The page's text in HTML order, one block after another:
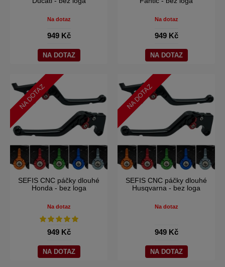
Na dotaz
949 Kč
NA DOTAZ
Na dotaz
949 Kč
NA DOTAZ
NA DOTAZ
SEFIS CNC páčky dlouhé
Honda - bez loga
Na dotaz
949 Kč
NA DOTAZ
NA DOTAZ
SEFIS CNC páčky dlouhé
Husqvarna - bez loga
Na dotaz
949 Kč
NA DOTAZ